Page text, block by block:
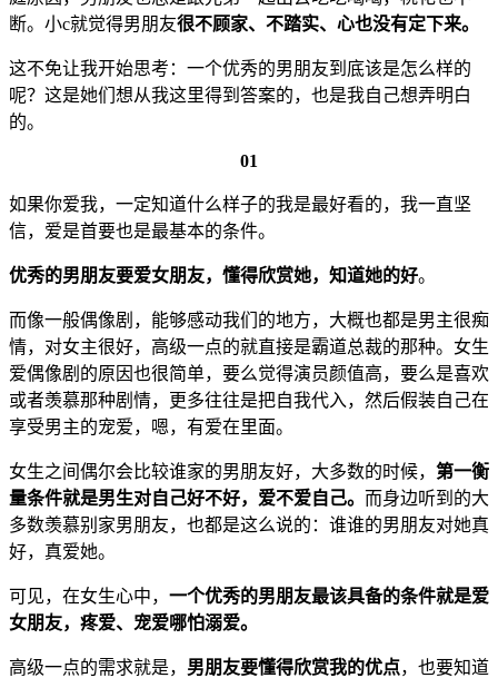
断。小c就觉得男朋友很不顾家、不踏实、心也没有定下来。
这不免让我开始思考：一个优秀的男朋友到底该是怎么样的
呢？这是她们想从我这里得到答案的，也是我自己想弄明白
的。
01
如果你爱我，一定知道什么样子的我是最好看的，我一直坚
信，爱是首要也是最基本的条件。
优秀的男朋友要爱女朋友，懂得欣赏她，知道她的好。
而像一般偶像剧，能够感动我们的地方，大概也都是男主很痴
情，对女主很好，高级一点的就直接是霸道总裁的那种。女生
爱偶像剧的原因也很简单，要么觉得演员颜值高，要么是喜欢
或者羡慕那种剧情，更多往往是把自我代入，然后假装自己在
享受男主的宠爱，嗯，有爱在里面。
女生之间偶尔会比较谁家的男朋友好，大多数的时候， 第一衡
量条件就是男生对自己好不好，爱不爱自己。 而身边听到的大
多数羡慕别家男朋友，也都是这么说的：谁谁的男朋友对她真
好，真爱她。
可见，在女生心中， 一个优秀的男朋友最该具备的条件就是爱
女朋友，疼爱、宠爱哪怕溺爱。
高级一点的需求就是， 男朋友要懂得欣赏我的优点，也要知道